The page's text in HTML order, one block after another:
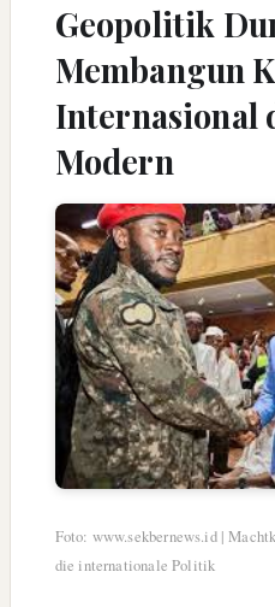
Geopolitik
Membangun
Internasional
Modern
Foto: www.sekbernews.id |
die internationale Politik